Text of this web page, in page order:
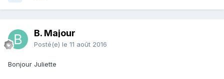
B. Majour
Posté(e) le 11 août 2016
Bonjour Juliette